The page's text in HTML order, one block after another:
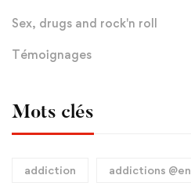
Sex, drugs and rock'n roll
Témoignages
Mots clés
addiction addictions @en